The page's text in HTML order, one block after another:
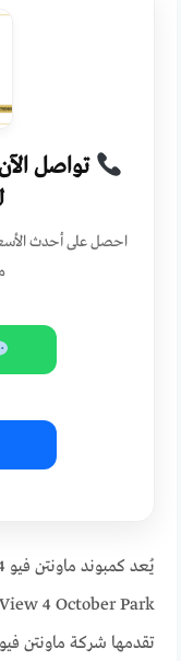
تواصل
احصل على أحدث
تقدمها شركة ماونتن